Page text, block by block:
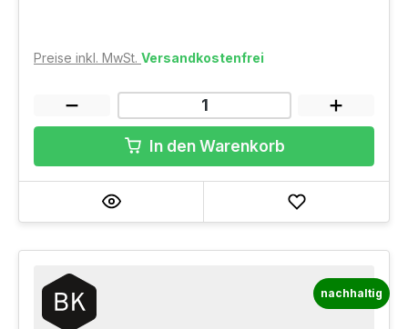
Preise inkl. MwSt. Versandkostenfrei
In den Warenkorb
nachhaltig